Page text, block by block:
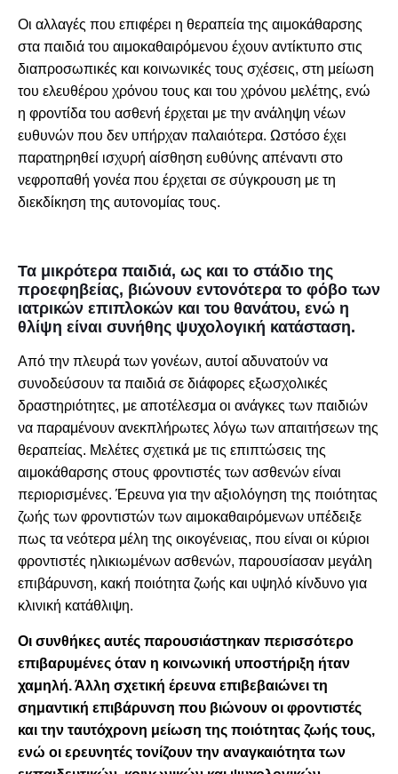
Οι αλλαγές που επιφέρει η θεραπεία της αιμοκάθαρσης
στα παιδιά του αιμοκαθαιρόμενου έχουν αντίκτυπο στις
διαπροσωπικές και κοινωνικές τους σχέσεις, στη μείωση
του ελευθέρου χρόνου τους και του χρόνου μελέτης, ενώ
η φροντίδα του ασθενή έρχεται με την ανάληψη νέων
ευθυνών που δεν υπήρχαν παλαιότερα. Ωστόσο έχει
παρατηρηθεί ισχυρή αίσθηση ευθύνης απέναντι στο
νεφροπαθή γονέα που έρχεται σε σύγκρουση με τη
διεκδίκηση της αυτονομίας τους.
Τα μικρότερα παιδιά, ως και το στάδιο της
προεφηβείας, βιώνουν εντονότερα το φόβο των
ιατρικών επιπλοκών και του θανάτου, ενώ η
θλίψη είναι συνήθης ψυχολογική κατάσταση.
Από την πλευρά των γονέων, αυτοί αδυνατούν να
συνοδεύσουν τα παιδιά σε διάφορες εξωσχολικές
δραστηριότητες, με αποτέλεσμα οι ανάγκες των παιδιών
να παραμένουν ανεκπλήρωτες λόγω των απαιτήσεων της
θεραπείας. Μελέτες σχετικά με τις επιπτώσεις της
αιμοκάθαρσης στους φροντιστές των ασθενών είναι
περιορισμένες. Έρευνα για την αξιολόγηση της ποιότητας
ζωής των φροντιστών των αιμοκαθαιρόμενων υπέδειξε
πως τα νεότερα μέλη της οικογένειας, που είναι οι κύριοι
φροντιστές ηλικιωμένων ασθενών, παρουσίασαν μεγάλη
επιβάρυνση, κακή ποιότητα ζωής και υψηλό κίνδυνο για
κλινική κατάθλιψη.
Οι συνθήκες αυτές παρουσιάστηκαν περισσότερο
επιβαρυμένες όταν η κοινωνική υποστήριξη ήταν
χαμηλή. Άλλη σχετική έρευνα επιβεβαιώνει τη
σημαντική επιβάρυνση που βιώνουν οι φροντιστές
και την ταυτόχρονη μείωση της ποιότητας ζωής τους,
ενώ οι ερευνητές τονίζουν την αναγκαιότητα των